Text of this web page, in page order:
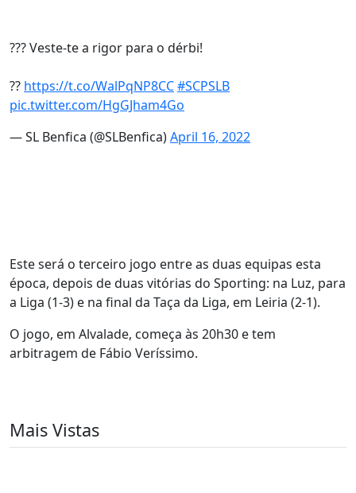
??? Veste-te a rigor para o dérbi!
?? https://t.co/WalPqNP8CC#SCPSLB
pic.twitter.com/HgGJham4Go
— SL Benfica (@SLBenfica)April 16, 2022
Este será o terceiro jogo entre as duas equipas esta
época, depois de duas vitórias do Sporting: na Luz, para
a Liga (1-3) e na final da Taça da Liga, em Leiria (2-1).
O jogo, em Alvalade, começa às 20h30 e tem
arbitragem de Fábio Veríssimo.
Mais Vistas